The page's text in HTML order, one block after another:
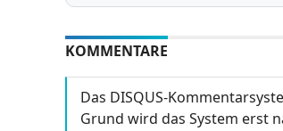
KOMMENTARE
Das DISQUS-
Grund wird das System erst